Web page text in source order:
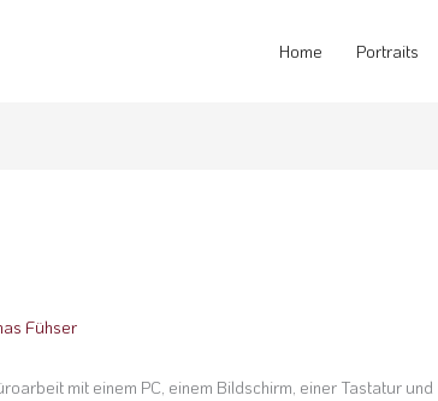
Home Portraits
Fühser
mit einem PC, einem Bildschirm, einer Tastatur und